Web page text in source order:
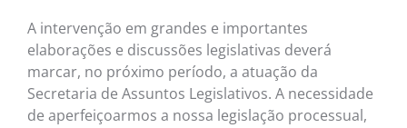
A intervenção em grandes e importantes
elaborações e discussões legislativas deverá
marcar, no próximo período, a atuação da
Secretaria de Assuntos Legislativos. A necessidade
de aperfeiçoarmos a nossa legislação processual,